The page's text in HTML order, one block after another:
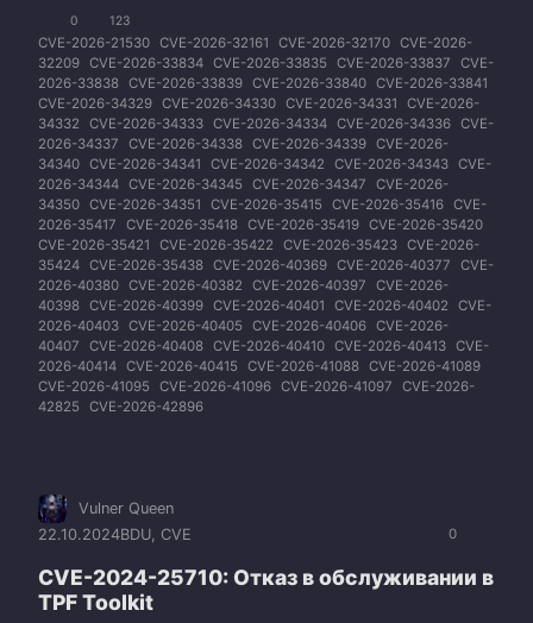
0 123
CVE-2026-21530 CVE-2026-32161 CVE-2026-32170 CVE-2026-
32209 CVE-2026-33834 CVE-2026-33835 CVE-2026-33837
CVE-
2026-33838 CVE-2026-33839 CVE-2026-33840 CVE-2026-33841
CVE-2026-34329 CVE-2026-34330 CVE-2026-34331
CVE-2026-
34332
CVE-2026-34333 CVE-2026-34334 CVE-2026-34336 CVE-
2026-34337
CVE-2026-34338 CVE-2026-34339 CVE-2026-
34340 CVE-2026-34341 CVE-2026-34342 CVE-2026-34343 CVE-
2026-34344 CVE-2026-34345 CVE-2026-34347
CVE-2026-
34350 CVE-2026-34351 CVE-2026-35415 CVE-2026-35416 CVE-
2026-35417
CVE-2026-35418 CVE-2026-35419 CVE-2026-35420
CVE-2026-35421
CVE-2026-35422 CVE-2026-35423 CVE-2026-
35424 CVE-2026-35438 CVE-2026-40369 CVE-2026-40377
CVE-
2026-40380 CVE-2026-40382 CVE-2026-40397
CVE-2026-
40398 CVE-2026-40399 CVE-2026-40401 CVE-2026-40402
CVE-
2026-40403 CVE-2026-40405 CVE-2026-40406 CVE-2026-
40407
CVE-2026-40408 CVE-2026-40410 CVE-2026-40413 CVE-
2026-40414 CVE-2026-40415 CVE-2026-41088 CVE-2026-41089
CVE-2026-41095
CVE-2026-41096 CVE-2026-41097
CVE-2026-
42825
CVE-2026-42896
0
Vulner Queen
22.10.2024BDU, CVE
CVE-2024-25710: Отказ в обслуживании в
TPF Toolkit